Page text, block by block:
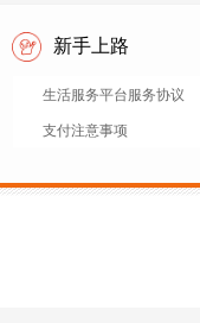
新手上路
生活服务平台服务协议
支付注意事项